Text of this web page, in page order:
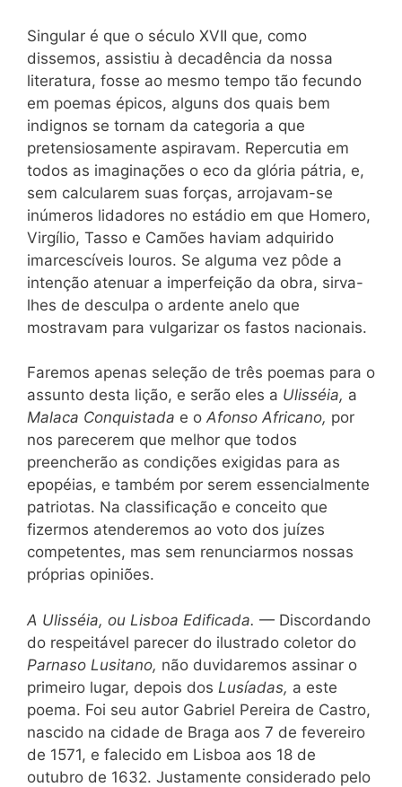
Singular é que o século XVII que, como
dissemos, assistiu à decadência da nossa
literatura, fosse ao mesmo tempo tão fecundo
em poemas épicos, alguns dos quais bem
indignos se tornam da categoria a que
pretensiosamente aspiravam. Repercutia em
todos as imaginações o eco da glória pátria, e,
sem calcularem suas forças, arrojavam-se
inúmeros lidadores no estádio em que Homero,
Virgílio, Tasso e Camões haviam adquirido
imarcescíveis louros. Se alguma vez pôde a
intenção atenuar a imperfeição da obra, sirva-
lhes de desculpa o ardente anelo que
mostravam para vulgarizar os fastos nacionais.
Faremos apenas seleção de três poemas para o
assunto desta lição, e serão eles a Ulisséia, a
Malaca Conquistada e o Afonso Africano, por
nos parecerem que melhor que todos
preencherão as condições exigidas para as
epopéias, e também por serem essencialmente
patriotas. Na classificação e conceito que
fizermos atenderemos ao voto dos juízes
competentes, mas sem renunciarmos nossas
próprias opiniões.
A Ulisséia, ou Lisboa Edificada. — Discordando
do respeitável parecer do ilustrado coletor do
Parnaso Lusitano, não duvidaremos assinar o
primeiro lugar, depois dos Lusíadas, a este
poema. Foi seu autor Gabriel Pereira de Castro,
nascido na cidade de Braga aos 7 de fevereiro
de 1571, e falecido em Lisboa aos 18 de
outubro de 1632. Justamente considerado pelo